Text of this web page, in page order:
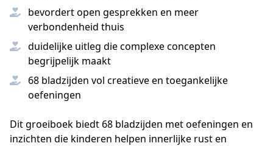
bevordert open gesprekken en meer
verbondenheid thuis
duidelijke uitleg die complexe concepten
begrijpelijk maakt
68 bladzijden vol creatieve en toegankelijke
oefeningen
Dit groeiboek biedt 68 bladzijden met oefeningen en
inzichten die kinderen helpen innerlijke rust en